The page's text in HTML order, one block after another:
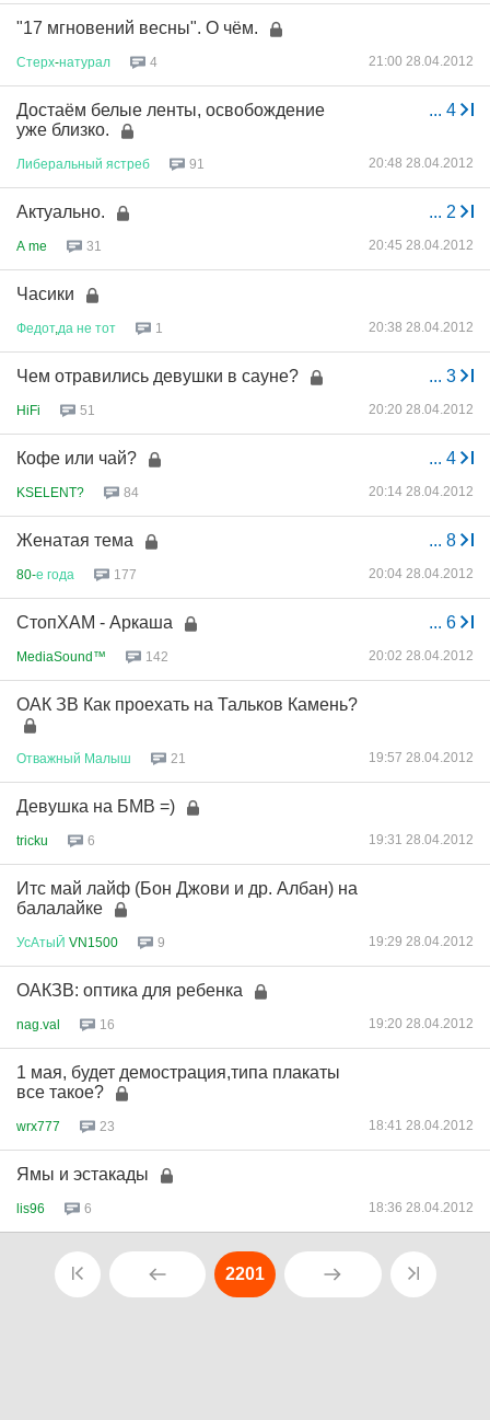
"17 мгновений весны". О чём.
Стерх-натурал 4 21:00 28.04.2012
... 4
Достаём белые ленты, освобождение
уже близко.
Либеральный ястреб 91 20:48 28.04.2012
... 2
Актуально.
A me 31 20:45 28.04.2012
Часики
Федот, да не тот 1 20:38 28.04.2012
... 3
Чем отравились девушки в сауне?
HiFi 51 20:20 28.04.2012
... 4
Кофе или чай?
KSELENT? 84 20:14 28.04.2012
... 8
Женатая тема
80-е года 177 20:04 28.04.2012
... 6
СтопХАМ - Аркаша
MediaSound™ 142 20:02 28.04.2012
ОАК ЗВ Как проехать на Тальков Камень?
Отважный Малыш 21 19:57 28.04.2012
Девушка на БМВ =)
tricku 6 19:31 28.04.2012
Итс май лайф (Бон Джови и др. Албан) на
балалайке
УсАтыЙ VN1500 9 19:29 28.04.2012
ОАКЗВ: оптика для ребенка
nag.val 16 19:20 28.04.2012
1 мая, будет демострация,типа плакаты
все такое?
wrx777 23 18:41 28.04.2012
Ямы и эстакады
lis96 6 18:36 28.04.2012
2201